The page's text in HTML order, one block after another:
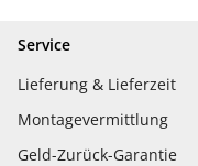
Service
Lieferung & Lieferzeit
Montagevermittlung
Geld-Zurück-Garantie